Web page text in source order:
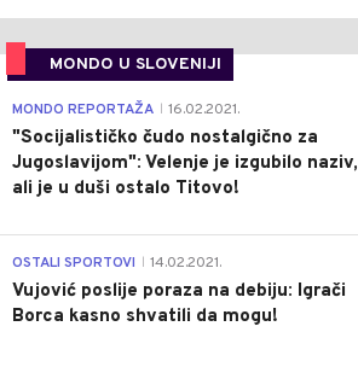
MONDO U SLOVENIJI
MONDO REPORTAŽA 16.02.2021.
"Socijalističko čudo nostalgično za
Jugoslavijom": Velenje je izgubilo naziv,
ali je u duši ostalo Titovo!
OSTALI SPORTOVI 14.02.2021.
Vujović poslije poraza na debiju: Igrači
Borca kasno shvatili da mogu!